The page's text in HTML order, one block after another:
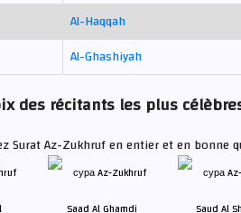
Al-Haqqah
Al-Ghashiyah
des récitants les plus
Surat Az-Zukhruf en entier et en bonne